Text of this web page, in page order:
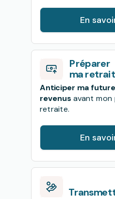
En
Préparer
ma
Anticiper ma
revenus avant mon
retraite.
En